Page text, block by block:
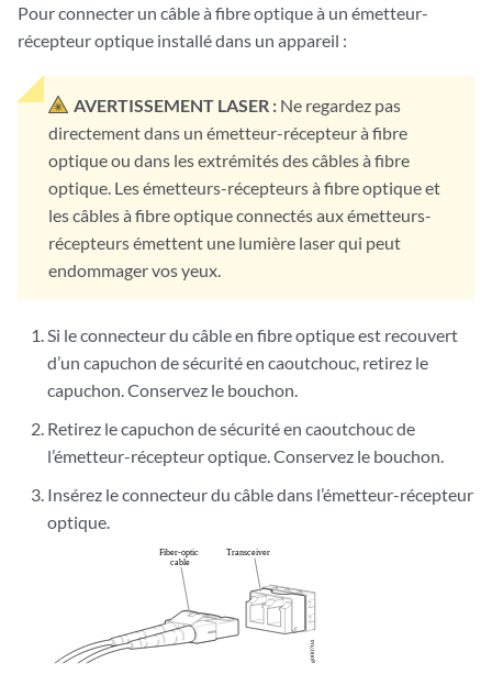
Pour connecter un câble à fibre optique à un émetteur-
récepteur optique installé dans un appareil :
AVERTISSEMENT LASER : Ne regardez pas
directement dans un émetteur-récepteur à fibre
optique ou dans les extrémités des câbles à fibre
optique. Les émetteurs-récepteurs à fibre optique et
les câbles à fibre optique connectés aux émetteurs-
récepteurs émettent une lumière laser qui peut
endommager vos yeux.
Si le connecteur du câble en fibre optique est recouvert
d’un capuchon de sécurité en caoutchouc, retirez le
capuchon. Conservez le bouchon.
Retirez le capuchon de sécurité en caoutchouc de
l’émetteur-récepteur optique. Conservez le bouchon.
Insérez le connecteur du câble dans l’émetteur-récepteur
optique.